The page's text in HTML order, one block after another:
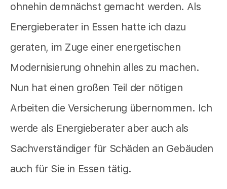
ohnehin demnächst gemacht werden. Als
Energieberater in Essen hatte ich dazu
geraten, im Zuge einer energetischen
Modernisierung ohnehin alles zu machen.
Nun hat einen großen Teil der nötigen
Arbeiten die Versicherung übernommen. Ich
werde als Energieberater aber auch als
Sachverständiger für Schäden an Gebäuden
auch für Sie in Essen tätig.